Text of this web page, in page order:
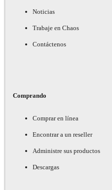
Noticias
Trabaje en Chaos
Contáctenos
Comprando
Comprar en línea
Encontrar a un reseller
Administre sus productos
Descargas